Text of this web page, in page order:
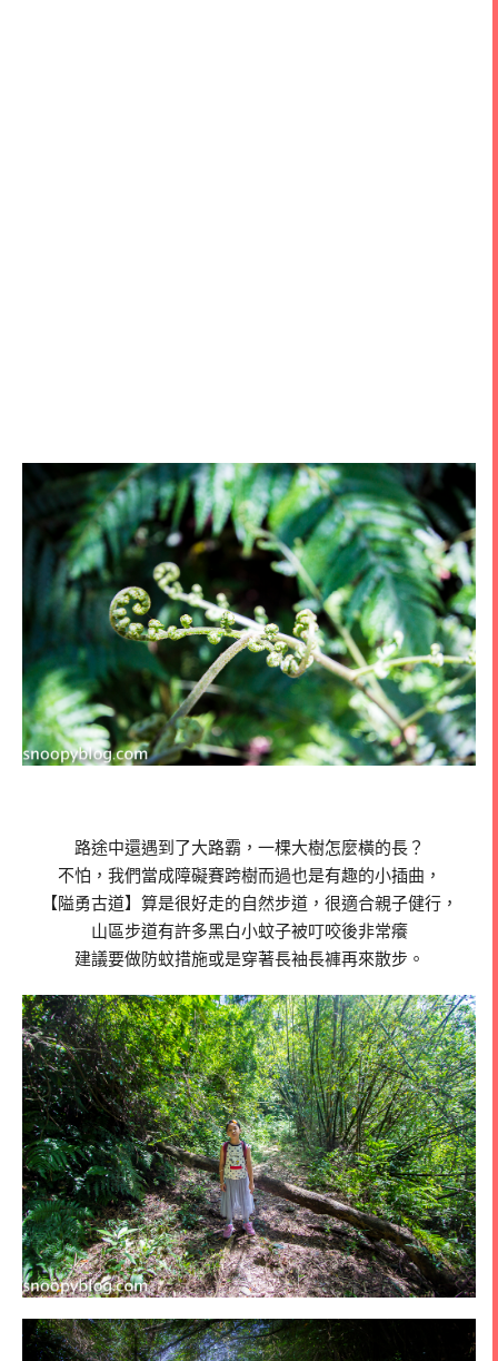
路途中還遇到了大路霸，一棵大樹怎麼橫的長？
不怕，我們當成障礙賽跨樹而過也是有趣的小插曲，
【隘勇古道】算是很好走的自然步道，很適合親子健行，
山區步道有許多黑白小蚊子被叮咬後非常癢
建議要做防蚊措施或是穿著長袖長褲再來散步。